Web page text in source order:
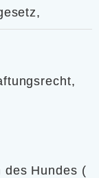
des Hundes (